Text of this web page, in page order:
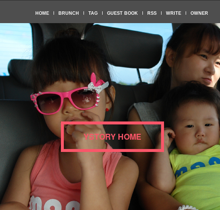
HOME BRUNCH TAG GUEST BOOK RSS WRITE OWNER
YSTORY HOME